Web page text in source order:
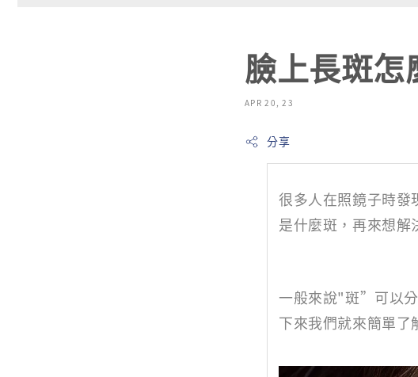
臉上長斑怎
APR 20, 23
分享
很多人在照鏡子時發
是什麼斑，再來想解
一般來說"斑”可以
下來我們就來簡單